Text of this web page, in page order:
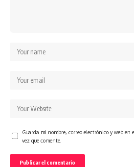
Guarda mi nombre, correo electrónico y web en
vez que comente.